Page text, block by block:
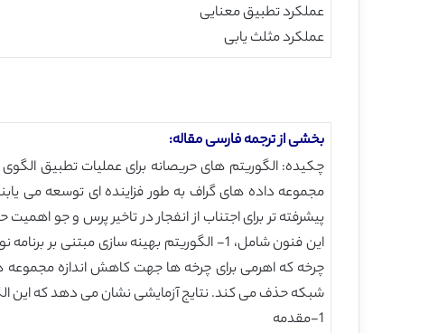
عملکرد تطبیق معنایی
عملکرد مثلث یابی
بخشی از ترجمه فارسی مقاله:
چکیده: الگوریتم های حریصانه برای عملیات تطبیق
مجموعه داده های گراف به طور فزاینده ای توسعه می
پیشرفته تر برای اجتناب از انفجار در تاخیر پرس و جو
شبکه حذف می کند. نتایج آزمایشی نشان می دهد که این
1-مقدمه